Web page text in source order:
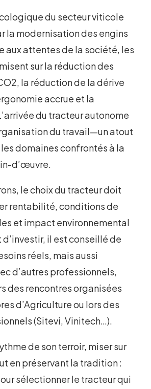
du secteur viticole
la modernisation des engins
aux attentes de la société, les
sur la réduction des
la réduction de la dérive
accrue et la
du tracteur autonome
du travail—un atout
domaines confrontés à la
d’œuvre.
le choix du tracteur doit
rentabilité, conditions de
et impact environnemental
d’investir, il est conseillé de
réels, mais aussi
d’autres professionnels,
des rencontres organisées
d’Agriculture ou lors des
(Sitevi, Vinitech…).
de son terroir, miser sur
en préservant la tradition :
sélectionner le tracteur qui